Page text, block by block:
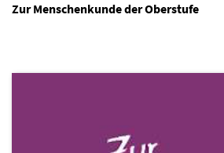
Zur Menschenkunde der Oberstufe